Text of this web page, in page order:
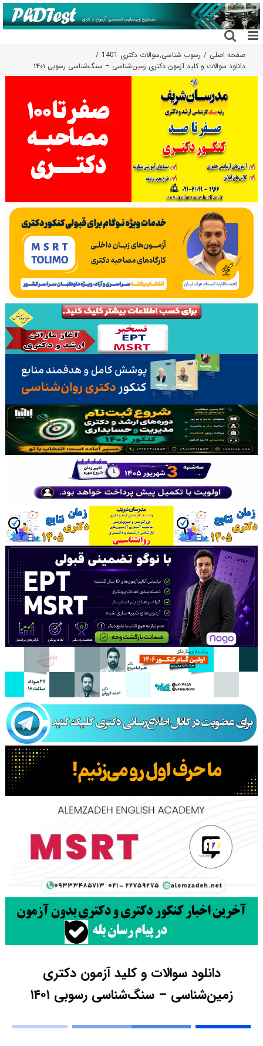
رفتن
به
محتوا
صفحه اصلی رسوب شناسی,سوالات دکتری 1401
دانلود سوالات و کلید آزمون دکتری زمین‌شناسی – سنگ‌شناسی رسوبی ۱۴۰۱
دانلود سوالات و کلید آزمون دکتری
زمین‌شناسی – سنگ‌شناسی رسوبی ۱۴۰۱